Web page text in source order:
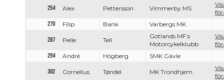
254 Alex Pettersson Vimmerby MS
270
Filip Bank Varbergs MK
287 Pelle Tell
Gotlands MF:s
Motorcykelklubb
294
André Högberg SMK Gävle
302 Cornelius Tøndel MK Trondhjem